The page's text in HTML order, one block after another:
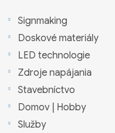
n
ý
p
a
n
Signmaking
Doskové materiály
LED technologie
Zdroje napájania
Stavebníctvo
Domov | Hobby
Služby